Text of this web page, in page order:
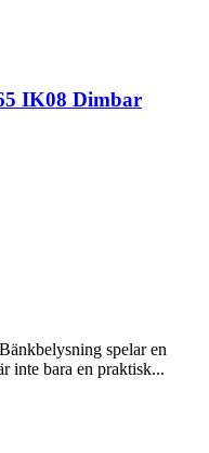
IK08 Dimbar
spelar en
inte bara en praktisk...